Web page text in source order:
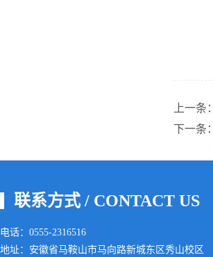
上一条：
下一条：
联系方式 / CONTACT US
电话：0555-2316516
地址：安徽省马鞍山市马向路新城东区秀山校区